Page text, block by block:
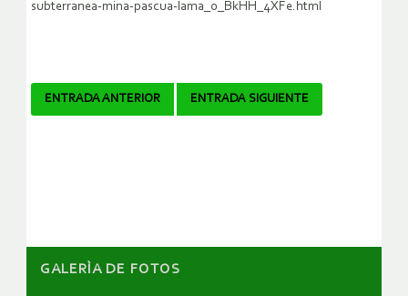
subterranea-mina-pascua-lama_0_BkHH_4XFe.html
Navegador
ENTRADA ANTERIOR ENTRADA SIGUIENTE
GALERÌA DE FOTOS